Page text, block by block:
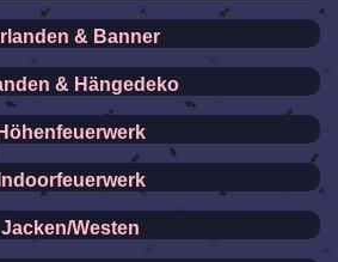
& Banner
& Hängedeko
Höhenfeuerwerk
Indoorfeuerwerk
Jacken/Westen